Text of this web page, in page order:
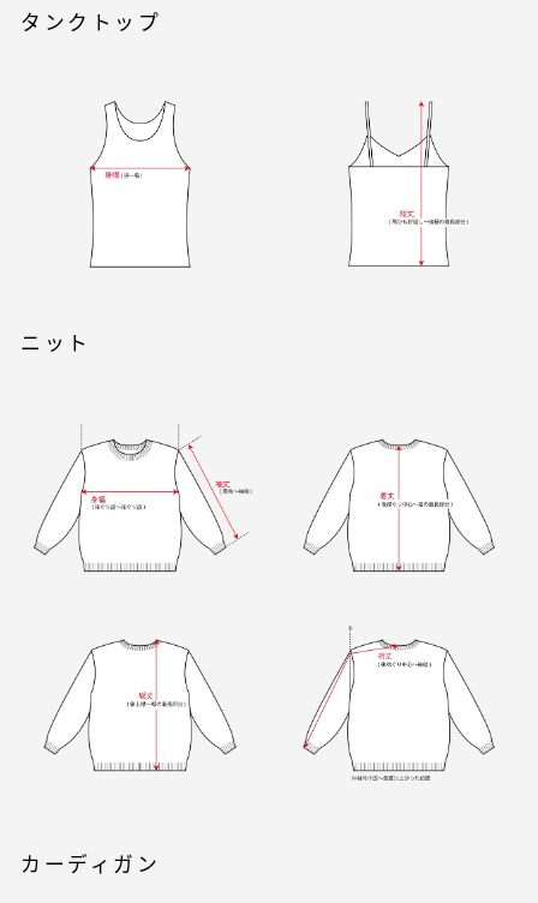
タンクトップ
ニット
カーディガン